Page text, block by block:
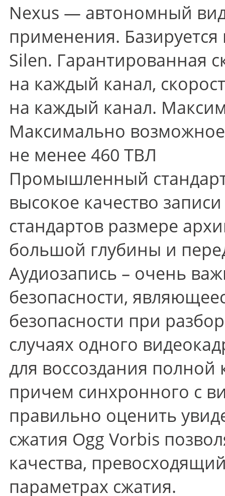
Nexus — автономный
применения. Базируется
Silen. Гарантированная
на каждый канал,
на каждый канал.
Максимально
не менее 460 ТВЛ
Промышленный стандарт
высокое качество
стандартов размере
большой глубины и
Аудиозапись – очень
безопасности,
безопасности при
случаях одного
для воссоздания полной
причем синхронного с
правильно оценить
сжатия Ogg Vorbis
качества,
параметрах сжатия.